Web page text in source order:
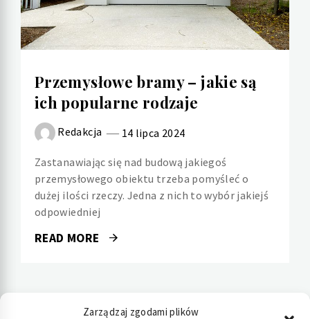
Zarządzaj zgodami plików
Przemysłowe bramy – jakie są
ich popularne rodzaje
Redakcja 14 lipca 2024
Zastanawiając się nad budową jakiegoś
przemysłowego obiektu trzeba pomyśleć o
dużej ilości rzeczy. Jedna z nich to wybór jakiejś
odpowiedniej
READ MORE